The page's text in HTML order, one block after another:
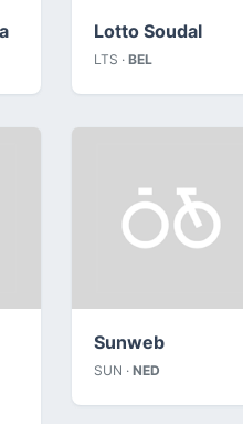
Lotto Soudal
LTS · BEL
Sunweb
SUN · NED